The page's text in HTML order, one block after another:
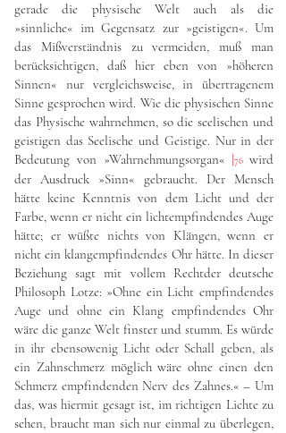
gerade die physische Welt auch als die
»sinnliche« im Gegensatz zur »geistigen«. Um
das Mißverständnis zu vermeiden, muß man
berücksichtigen, daß hier eben von »höheren
Sinnen« nur vergleichsweise, in übertragenem
Sinne gesprochen wird. Wie die physischen Sinne
das Physische wahrnehmen, so die seelischen und
geistigen das Seelische und Geistige. Nur in der
Bedeutung von »Wahrnehmungsorgan« |76 wird
der Ausdruck »Sinn« gebraucht. Der Mensch
hätte keine Kenntnis von dem Licht und der
Farbe, wenn er nicht ein lichtempfindendes Auge
hätte; er wüßte nichts von Klängen, wenn er
nicht ein klangempfindendes Ohr hätte. In dieser
Beziehung sagt mit vollem Rechtder deutsche
Philosoph Lotze: »Ohne ein Licht empfindendes
Auge und ohne ein Klang empfindendes Ohr
wäre die ganze Welt finster und stumm. Es würde
in ihr ebensowenig Licht oder Schall geben, als
ein Zahnschmerz möglich wäre ohne einen den
Schmerz empfindenden Nerv des Zahnes.« – Um
das, was hiermit gesagt ist, im richtigen Lichte zu
sehen, braucht man sich nur einmal zu überlegen,